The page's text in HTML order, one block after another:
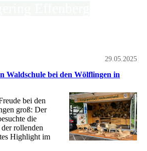
29.05.2025
Waldschule bei den Wölflingen in
bei den
groß: Der
die
rollenden
Highlight im